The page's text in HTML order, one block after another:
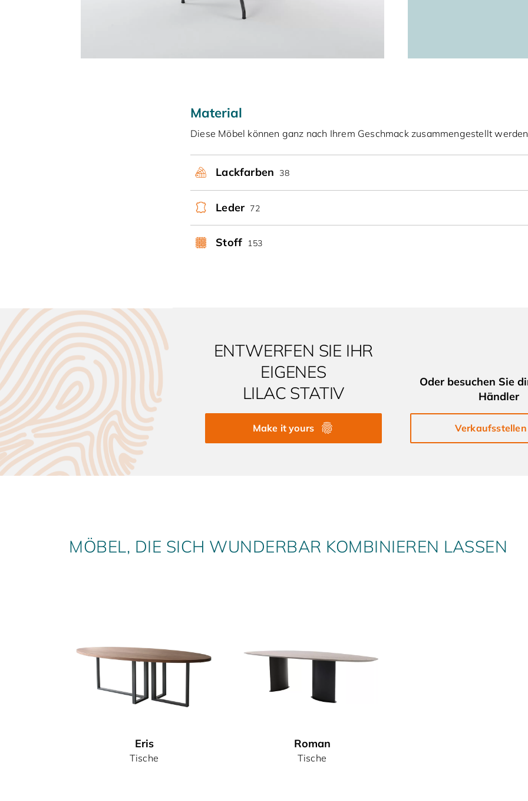
Material
Diese Möbel können ganz nach Ihrem Geschmack zusammengestellt
Lackfarben 38
Leder 72
Stoff 153
ENTWERFEN SIE IHR
EIGENES
LILAC STATIV
Make it yours
Oder besuchen Sie
Händler
Verkaufsstellen
MÖBEL, DIE SICH WUNDERBAR KOMBINIEREN LASSEN
Eris
Tische
Roman
Tische